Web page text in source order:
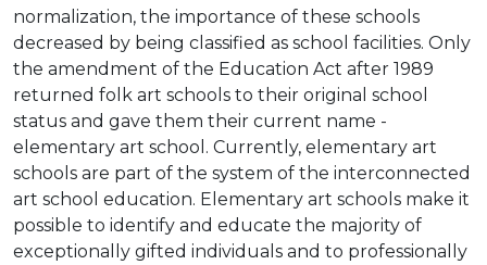
normalization, the importance of these schools
decreased by being classified as school facilities. Only
the amendment of the Education Act after 1989
returned folk art schools to their original school
status and gave them their current name -
elementary art school. Currently, elementary art
schools are part of the system of the interconnected
art school education. Elementary art schools make it
possible to identify and educate the majority of
exceptionally gifted individuals and to professionally